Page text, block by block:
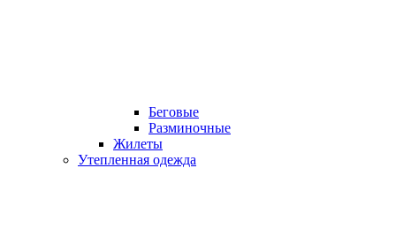
Беговые
Разминочные
Жилеты
Утепленная одежда